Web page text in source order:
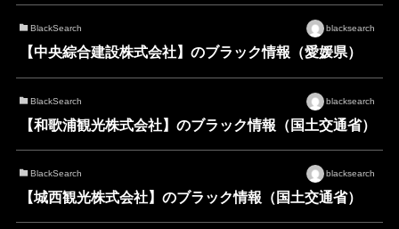
BlackSearch blacksearch
【中央綜合建設株式会社】のブラック情報（愛媛県）
BlackSearch blacksearch
【和歌浦観光株式会社】のブラック情報（国土交通省）
BlackSearch blacksearch
【城西観光株式会社】のブラック情報（国土交通省）